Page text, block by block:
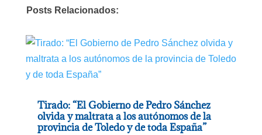
Posts Relacionados:
Tirado: “El Gobierno de Pedro Sánchez
olvida y maltrata a los autónomos de la
provincia de Toledo y de toda España”